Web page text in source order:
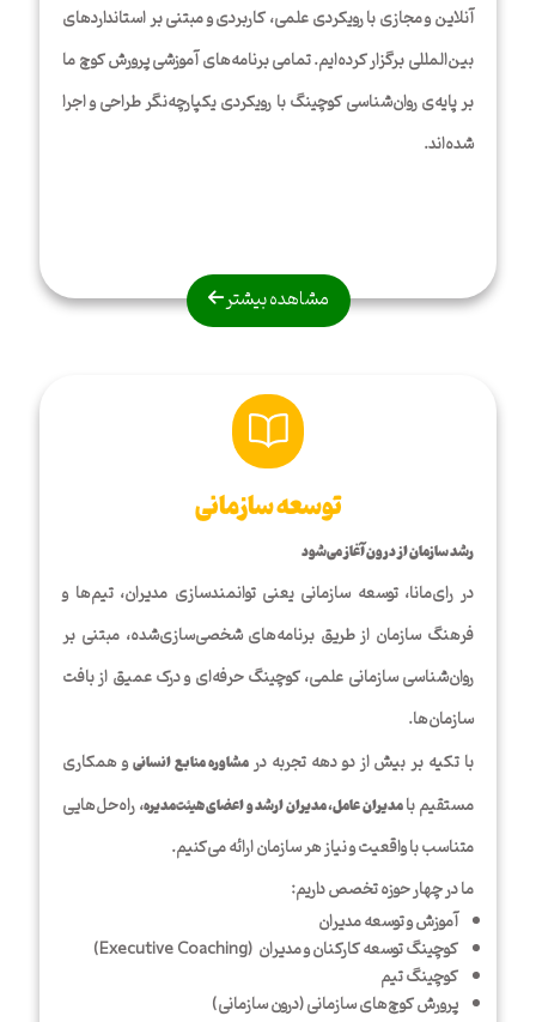
آنلاین و مجازی با رویکردی علمی، کاربردی و مبتنی بر استانداردهای
بین‌المللی برگزار کرده‌ایم. تمامی برنامه‌های آموزشی پرورش کوچ ما
بر پایه‌ی روان‌شناسی کوچینگ با رویکردی یکپارچه‌نگر طراحی و اجرا
شده‌اند.
مشاهده بیشتر
توسعه سازمانی
رشد سازمان از درون آغاز می‌شود
در رای‌مانا، توسعه سازمانی یعنی توانمندسازی مدیران، تیم‌ها و
فرهنگ سازمان از طریق برنامه‌های شخصی‌سازی‌شده، مبتنی بر
روان‌شناسی سازمانی علمی، کوچینگ حرفه‌ای و درک عمیق از بافت
سازمان‌ها.
با تکیه بر بیش از دو دهه تجربه درمشاوره منابع انسانیو همکاری
مستقیم بامدیران عامل، مدیران ارشد و اعضای هیئت‌مدیره، راه‌حل‌هایی
متناسب با واقعیت و نیاز هر سازمان ارائه می‌کنیم.
ما در چهار حوزه تخصص داریم:
آموزش و توسعه مدیران
کوچینگ توسعه کارکنان و مدیران (Executive Coaching)
کوچینگ تیم
پرورش کوچ‌های ‌سازمانی (درون سازمانی)